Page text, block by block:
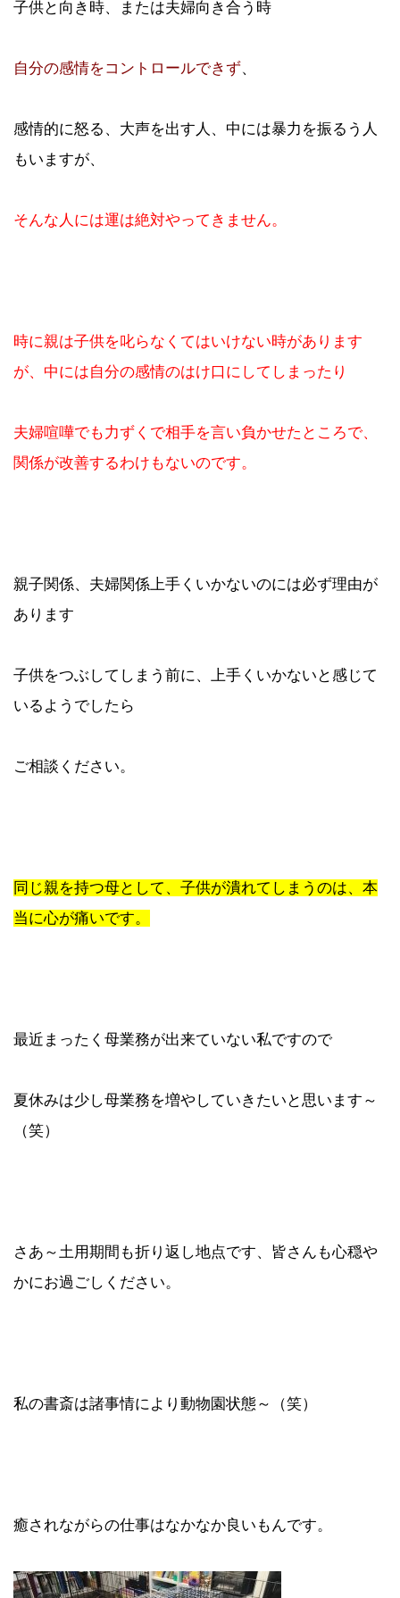
子供と向き時、または夫婦向き合う時
自分の感情をコントロールできず、
感情的に怒る、大声を出す人、中には暴力を振るう人
もいますが、
そんな人には運は絶対やってきません。
時に親は子供を叱らなくてはいけない時があります
が、中には自分の感情のはけ口にしてしまったり
夫婦喧嘩でも力ずくで相手を言い負かせたところで、
関係が改善するわけもないのです。
親子関係、夫婦関係上手くいかないのには必ず理由が
あります
子供をつぶしてしまう前に、上手くいかないと感じて
いるようでしたら
ご相談ください。
同じ親を持つ母として、子供が潰れてしまうのは、本
当に心が痛いです。
最近まったく母業務が出来ていない私ですので
夏休みは少し母業務を増やしていきたいと思います～
（笑）
さあ～土用期間も折り返し地点です、皆さんも心穏や
かにお過ごしください。
私の書斎は諸事情により動物園状態～（笑）
癒されながらの仕事はなかなか良いもんです。